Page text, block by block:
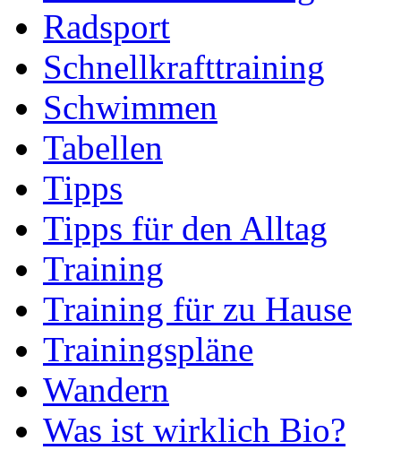
Radsport
Schnellkrafttraining
Schwimmen
Tabellen
Tipps
Tipps für den Alltag
Training
Training für zu Hause
Trainingspläne
Wandern
Was ist wirklich Bio?